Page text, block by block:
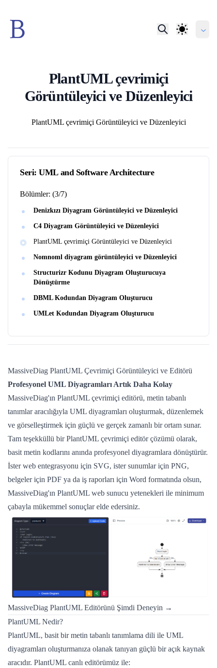
PlantUML çevrimiçi
Görüntüleyici ve Düzenleyici
YazarlarPlantUML çevrimiçi Görüntüleyici ve Düzenleyici
Seri: UML and Software Architecture
Bölümler: (3/7)
Denizkızı Diyagram Görüntüleyici ve Düzenleyici
C4 Diyagram Görüntüleyici ve Düzenleyici
PlantUML çevrimiçi Görüntüleyici ve Düzenleyici
Nomnoml diyagram görüntüleyici ve Düzenleyici
Structurizr Kodunu Diyagram Oluşturucuya
Dönüştürme
DBML Kodundan Diyagram Oluşturucu
UMLet Kodundan Diyagram Oluşturucu
MassiveDiag PlantUML Çevrimiçi Görüntüleyici ve Editörü
Profesyonel UML Diyagramları Artık Daha Kolay
MassiveDiag'ın PlantUML çevrimiçi editörü, metin tabanlı
tanımlar aracılığıyla UML diyagramları oluşturmak, düzenlemek
ve görselleştirmek için güçlü ve gerçek zamanlı bir ortam sunar.
Tam teşekküllü bir PlantUML çevrimiçi editör çözümü olarak,
basit metin kodlarını anında profesyonel diyagramlara dönüştürür.
İster web entegrasyonu için SVG, ister sunumlar için PNG,
belgeler için PDF ya da iş raporları için Word formatında olsun,
MassiveDiag'ın PlantUML web sunucu yetenekleri ile minimum
çabayla mükemmel sonuçlar elde edersiniz.
MassiveDiag PlantUML Editörünü Şimdi Deneyin →
PlantUML Nedir?
PlantUML, basit bir metin tabanlı tanımlama dili ile UML
diyagramları oluşturmanıza olanak tanıyan güçlü bir açık kaynak
aracıdır. PlantUML canlı editörümüz ile: